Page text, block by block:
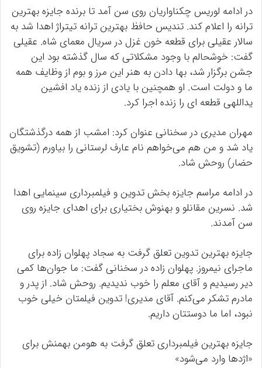
در ادامه لوریس چکناواریان روی سن آمد تا برنده جایزه بهترین
ترانه را اعلام کند. تندیس حافظ بهترین ترانه تیتراژ اهدا شد به
سالار عقیلی برای قطعه خون غزل در سریال معمای شاه. عقیلی
گفت: خوشحالم با وجود مشکلاتی که سال گذشته بود این
جشن برگزار شد، بها دادن به هنر این مرز و بوم از وظایف همه
ما و دولت است. او همچنین با یادی از زنده یاد افشین
یداللهی قطعه ای را زنده اجرا کرد.
مهران مدیری در سخنانی عنوان کرد: امشب از همه درگذشتگان
یاد شد و من هم می‌خواهم نام عارف لرستانی را بیاورم (تشویق
حضار) روحش شاد.
در ادامه مراسم جایزه بخش تدوین و فیلمبرداری سینمایی اهدا
شد. نسرین مقانلو و بهنوش بختیاری برای اهدای جایزه روی
سن آمدند.
جایزه بهترین تدوین تعلق گرفت به سجاد پهلوان زاده برای
ماجرای نیمروز. پهلوان زاده در سخنانی گفت: ما جوان‌ها کمی
دیر رسیدیم و آقای معلم را خوب ندیدیم. روحش شاد. از پدر و
مادرم تشکر می‌کنم. آقای مدیری! تدوین فیلمتان خیلی خوب
نبود، اما ما دوستتان داریم.
جایزه بهترین فیلمبرداری تعلق گرفت به هومن بهمنش برای
«اژدها وارد می‌شود»